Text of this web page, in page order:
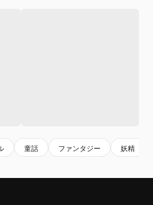
童話 ファンタジー 妖精